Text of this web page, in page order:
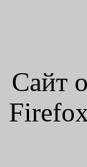
Сайт